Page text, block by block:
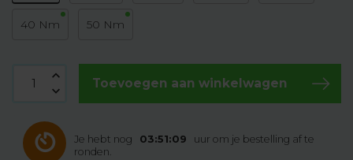
40 Nm 50 Nm
Toevoegen aan winkelwagen
Je hebt nog 03:51:08
uur om je bestelling af te
ronden.